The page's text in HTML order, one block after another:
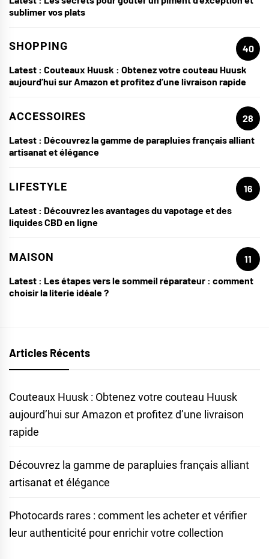
sublimer vos plats
SHOPPING
40
Latest : Couteaux Huusk : Obtenez votre couteau Huusk
aujourd’hui sur Amazon et profitez d’une livraison rapide
ACCESSOIRES
28
Latest : Découvrez la gamme de parapluies français alliant
artisanat et élégance
LIFESTYLE
16
Latest : Découvrez les avantages du vapotage et des
liquides CBD en ligne
MAISON
11
Latest : Les étapes vers le sommeil réparateur : comment
choisir la literie idéale ?
Articles Récents
Couteaux Huusk : Obtenez votre couteau Huusk
aujourd’hui sur Amazon et profitez d’une livraison
rapide
Découvrez la gamme de parapluies français alliant
artisanat et élégance
Photocards rares : comment les acheter et vérifier
leur authenticité pour enrichir votre collection